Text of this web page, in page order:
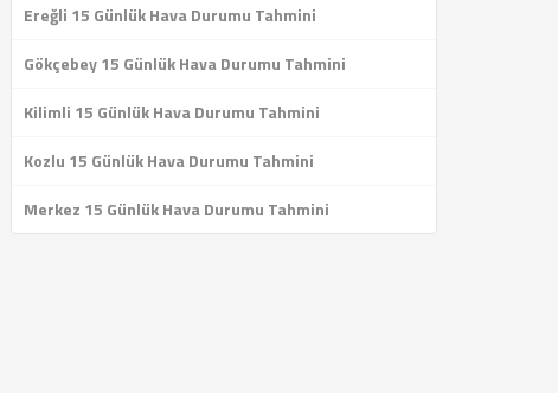
Ereğli 15 Günlük Hava Durumu Tahmini
Gökçebey 15 Günlük Hava Durumu Tahmini
Kilimli 15 Günlük Hava Durumu Tahmini
Kozlu 15 Günlük Hava Durumu Tahmini
Merkez 15 Günlük Hava Durumu Tahmini